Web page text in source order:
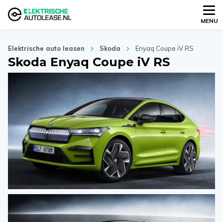
MENU
Elektrische auto leasen Skoda Enyaq Coupe iV RS
Skoda Enyaq Coupe iV RS